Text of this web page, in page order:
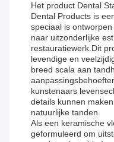
Het product Dental
Dental Products is
speciaal is
naar uitzonderlijke
restauratiewerk.Dit
levendige en
breed scala aan
kunstenaars
details kunnen
natuurlijke tanden.
Als een keramische
geformuleerd om